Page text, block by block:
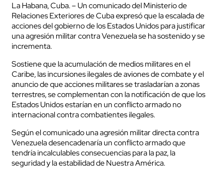
La Habana, Cuba. – Un comunicado del Ministerio de
Relaciones Exteriores de Cuba expresó que la escalada de
acciones del gobierno de los Estados Unidos para justificar
una agresión militar contra Venezuela se ha sostenido y se
incrementa.
Sostiene que la acumulación de medios militares en el
Caribe, las incursiones ilegales de aviones de combate y el
anuncio de que acciones militares se trasladarían a zonas
terrestres, se complementan con la notificación de que los
Estados Unidos estarían en un conflicto armado no
internacional contra combatientes ilegales.
Según el comunicado una agresión militar directa contra
Venezuela desencadenaría un conflicto armado que
tendría incalculables consecuencias para la paz, la
seguridad y la estabilidad de Nuestra América.